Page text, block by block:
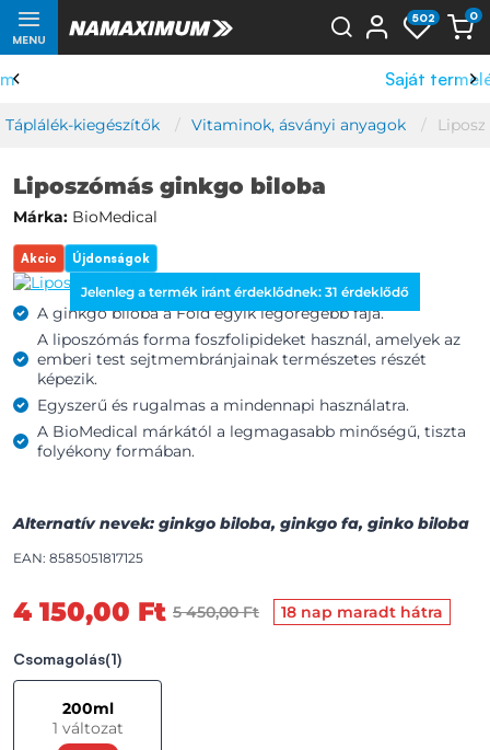
MENU
502 0
Táplálék-kiegészítők Vitaminok, ásványi anyagok
Liposzómás ginkgo biloba
Márka: BioMedical
Akcio Újdonságok
Jelenleg a termék iránt érdeklődnek: 31 érdeklődő
A ginkgo biloba a Föld egyik legöregebb fája.
A liposzómás forma foszfolipideket használ, amelyek az
emberi test sejtmembránjainak természetes részét
képezik.
Egyszerű és rugalmas a mindennapi használatra.
A BioMedical márkától a legmagasabb minőségű, tiszta
folyékony formában.
Alternatív nevek: ginkgo biloba, ginkgo fa, ginko biloba
EAN: 8585051817125
4 150,00 Ft 5 450,00 Ft 18 nap maradt hátra
Csomagolás(1)
200ml
1 változat